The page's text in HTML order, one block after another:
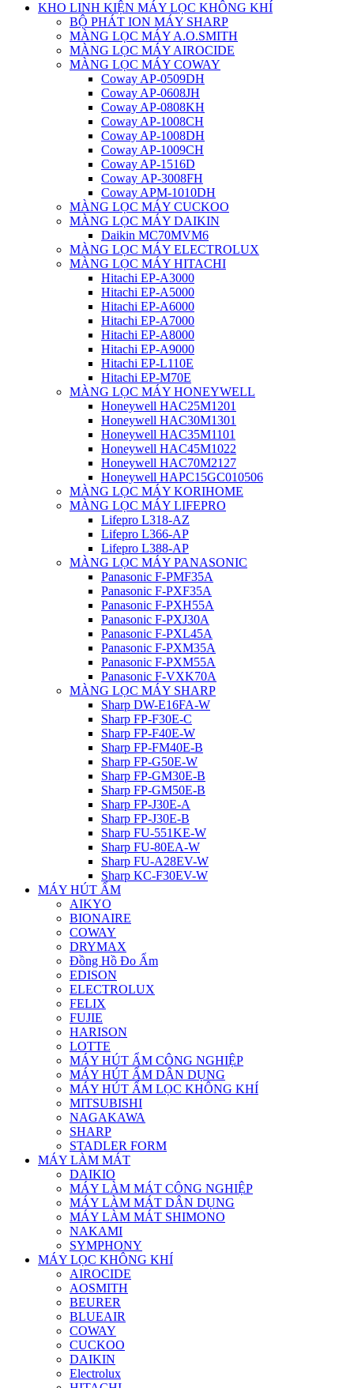
KHO LINH KIỆN MÁY LỌC KHÔNG KHÍ
BỘ PHÁT ION MÁY SHARP
MÀNG LỌC MÁY A.O.SMITH
MÀNG LỌC MÁY AIROCIDE
MÀNG LỌC MÁY COWAY
Coway AP-0509DH
Coway AP-0608JH
Coway AP-0808KH
Coway AP-1008CH
Coway AP-1008DH
Coway AP-1009CH
Coway AP-1516D
Coway AP-3008FH
Coway APM-1010DH
MÀNG LỌC MÁY CUCKOO
MÀNG LỌC MÁY DAIKIN
Daikin MC70MVM6
MÀNG LỌC MÁY ELECTROLUX
MÀNG LỌC MÁY HITACHI
Hitachi EP-A3000
Hitachi EP-A5000
Hitachi EP-A6000
Hitachi EP-A7000
Hitachi EP-A8000
Hitachi EP-A9000
Hitachi EP-L110E
Hitachi EP-M70E
MÀNG LỌC MÁY HONEYWELL
Honeywell HAC25M1201
Honeywell HAC30M1301
Honeywell HAC35M1101
Honeywell HAC45M1022
Honeywell HAC70M2127
Honeywell HAPC15GC010506
MÀNG LỌC MÁY KORIHOME
MÀNG LỌC MÁY LIFEPRO
Lifepro L318-AZ
Lifepro L366-AP
Lifepro L388-AP
MÀNG LỌC MÁY PANASONIC
Panasonic F-PMF35A
Panasonic F-PXF35A
Panasonic F-PXH55A
Panasonic F-PXJ30A
Panasonic F-PXL45A
Panasonic F-PXM35A
Panasonic F-PXM55A
Panasonic F-VXK70A
MÀNG LỌC MÁY SHARP
Sharp DW-E16FA-W
Sharp FP-F30E-C
Sharp FP-F40E-W
Sharp FP-FM40E-B
Sharp FP-G50E-W
Sharp FP-GM30E-B
Sharp FP-GM50E-B
Sharp FP-J30E-A
Sharp FP-J30E-B
Sharp FU-551KE-W
Sharp FU-80EA-W
Sharp FU-A28EV-W
Sharp KC-F30EV-W
MÁY HÚT ẨM
AIKYO
BIONAIRE
COWAY
DRYMAX
Đồng Hồ Đo Ẩm
EDISON
ELECTROLUX
FELIX
FUJIE
HARISON
LOTTE
MÁY HÚT ẨM CÔNG NGHIỆP
MÁY HÚT ẨM DÂN DỤNG
MÁY HÚT ẨM LỌC KHÔNG KHÍ
MITSUBISHI
NAGAKAWA
SHARP
STADLER FORM
MÁY LÀM MÁT
DAIKIO
MÁY LÀM MÁT CÔNG NGHIỆP
MÁY LÀM MÁT DÂN DỤNG
MÁY LÀM MÁT SHIMONO
NAKAMI
SYMPHONY
MÁY LỌC KHÔNG KHÍ
AIROCIDE
AOSMITH
BEURER
BLUEAIR
COWAY
CUCKOO
DAIKIN
Electrolux